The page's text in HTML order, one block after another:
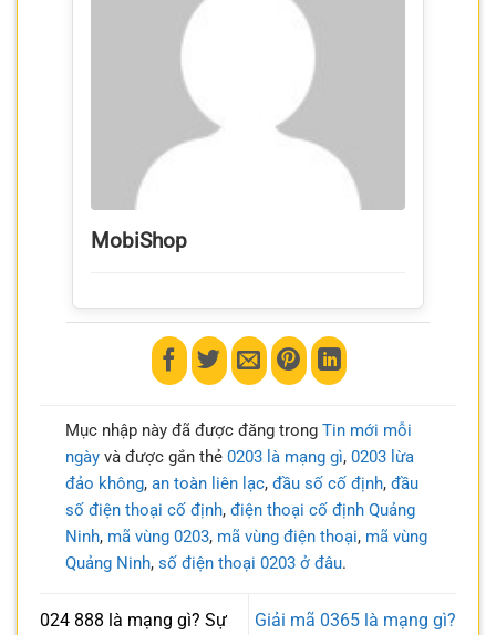
MobiShop
Mục nhập này đã được đăng trong Tin mới mỗi
ngàyvà được gắn thẻ 0203 là mạng gì, 0203 lừa
đảo không, an toàn liên lạc, đầu số cố định, đầu
số điện thoại cố định, điện thoại cố định Quảng
Ninh, mã vùng 0203, mã vùng điện thoại, mã vùng
Quảng Ninh, số điện thoại 0203 ở đâu.
024 888 là mạng gì? Sự
Giải mã 0365 là mạng gì?